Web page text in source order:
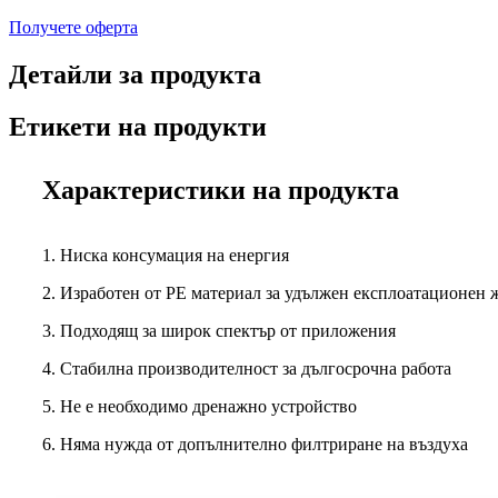
Получете оферта
Детайли за продукта
Етикети на продукти
Характеристики на продукта
1. Ниска консумация на енергия
2. Изработен от PE материал за удължен експлоатационен
3. Подходящ за широк спектър от приложения
4. Стабилна производителност за дългосрочна работа
5. Не е необходимо дренажно устройство
6. Няма нужда от допълнително филтриране на въздуха